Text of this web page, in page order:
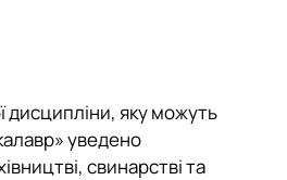
дисципліни, яку можуть
уведено
свинарстві та